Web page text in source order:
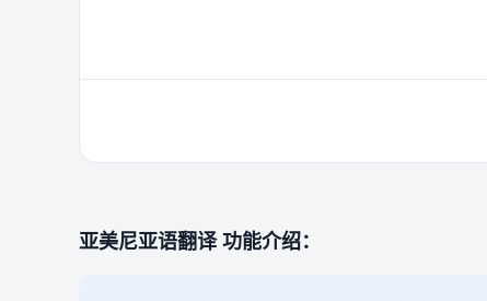
亚美尼亚语翻译 功能介绍：